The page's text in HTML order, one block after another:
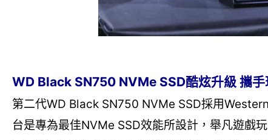
WD Black SN750 NVMe SSD酷炫升級 攜
第二代WD Black SN750 NVMe SSD採用
台是專為最佳NVMe SSD效能所設計，舉凡遊戲